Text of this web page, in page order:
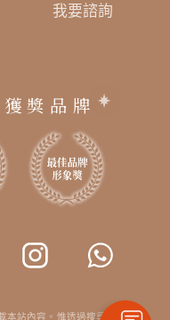
我要諮詢
獎品牌
本站內容。惟透過搜尋